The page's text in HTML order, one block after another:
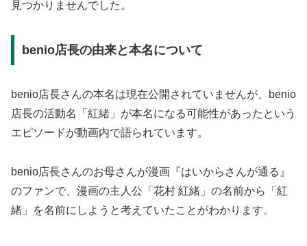
見つかりませんでした。
benio店長の由来と本名について
benio店長さんの本名は現在公開されていませんが、benio
店長の活動名「紅緒」が本名になる可能性があったという
エピソードが動画内で語られています。
benio店長さんのお母さんが漫画『はいからさんが通る』
のファンで、漫画の主人公「花村 紅緒」の名前から「紅
緒」を名前にしようと考えていたことがわかります。